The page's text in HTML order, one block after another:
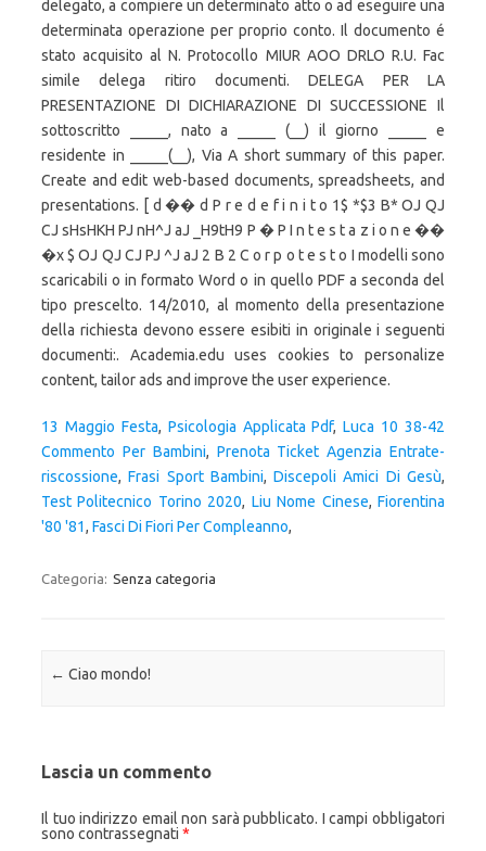
13 Maggio Festa, Psicologia Applicata Pdf,Luca 10 38-42
Commento Per Bambini, Prenota Ticket Agenzia Entrate-
riscossione,Frasi Sport Bambini,Discepoli Amici Di Gesù,
Test Politecnico Torino 2020, Liu Nome Cinese,Fiorentina
'80 '81, Fasci Di Fiori Per Compleanno,
Categoria: Senza categoria
Navigazione articolo
← Ciao mondo!
Lascia un commento
Il tuo indirizzo email non sarà pubblicato. I campi obbligatori
sono contrassegnati *